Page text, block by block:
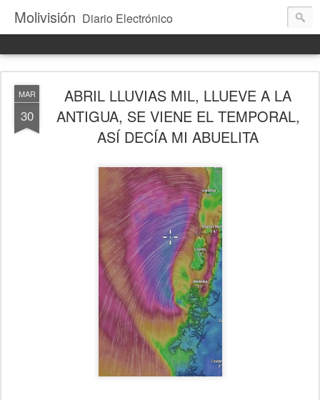
Molivisión Diario Electrónico
MAR
30
ABRIL LLUVIAS MIL, LLUEVE A LA
ANTIGUA, SE VIENE EL TEMPORAL,
ASÍ DECÍA MI ABUELITA